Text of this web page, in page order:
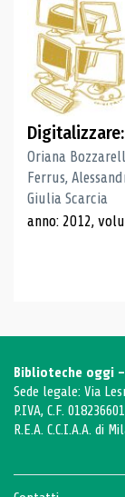
Oriana
Ferrus,
Giulia Scarcia
anno: 2012,
Biblioteche oggi -
Sede legale: Via
P.IVA, C.F.
R.E.A. C.C.I.A.A. di